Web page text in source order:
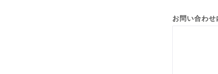
お問い合わせ